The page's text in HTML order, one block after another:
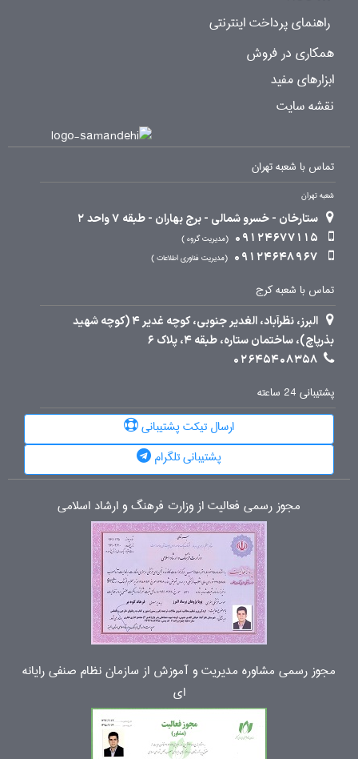
راهنمای پرداخت اینترنتی
همکاری در فروش
ابزارهای مفید
نقشه سایت
تماس با شعبه تهران
شعبه تهران
ستارخان - خسرو شمالی - برج بهاران - طبقه 7 واحد 2
09124677115
مدیریت گروه
09124648967 مدیریت فناوری اطلاعات
تماس با شعبه کرج
البرز، نظرآباد، الغدیر جنوبی، کوچه غدیر 4 (کوچه شهید
بذرپاچ)، ساختمان ستاره، طبقه 4، پلاک 6
02645408358
پشتیبانی 24 ساعته
ارسال تیکت پشتیبانی
پشتیبانی تلگرام
مجوز رسمی فعالیت از وزارت فرهنگ و ارشاد اسلامی
مجوز رسمی مشاوره مدیریت و آموزش از سازمان نظام صنفی رایانه
ای